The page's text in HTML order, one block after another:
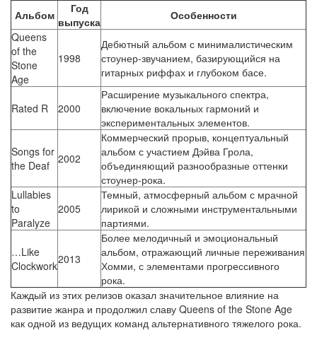
Альбом
Год
выпуска
Особенности
Queens
of the
Stone
Age
1998
Дебютный альбом с минималистическим
стоунер-звучанием, базирующийся на
гитарных риффах и глубоком басе.
Rated R 2000
Расширение музыкального спектра,
включение вокальных гармоний и
экспериментальных элементов.
Songs for
the Deaf 2002
Коммерческий прорыв, концептуальный
альбом с участием Дэйва Грола,
объединяющий разнообразные оттенки
стоунер-рока.
Lullabies
to
Paralyze
2005
Темный, атмосферный альбом с мрачной
лирикой и сложными инструментальными
партиями.
…Like
Clockwork2013
Более мелодичный и эмоциональный
альбом, отражающий личные переживания
Хомми, с элементами прогрессивного
рока.
Каждый из этих релизов оказал значительное влияние на
развитие жанра и продолжил славу Queens of the Stone Age
как одной из ведущих команд альтернативного тяжелого рока.